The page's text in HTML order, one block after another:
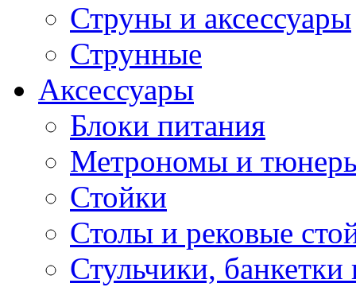
Струны и аксессуары
Струнные
Аксессуары
Блоки питания
Метрономы и
Стойки
Столы и рековые
Стульчики, банкетки